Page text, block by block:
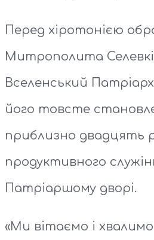
Перед хіротонією
Митрополита
Вселенський
його товсте
приблизно двадцять
продуктивного
Патріаршому дворі.
«Ми вітаємо і